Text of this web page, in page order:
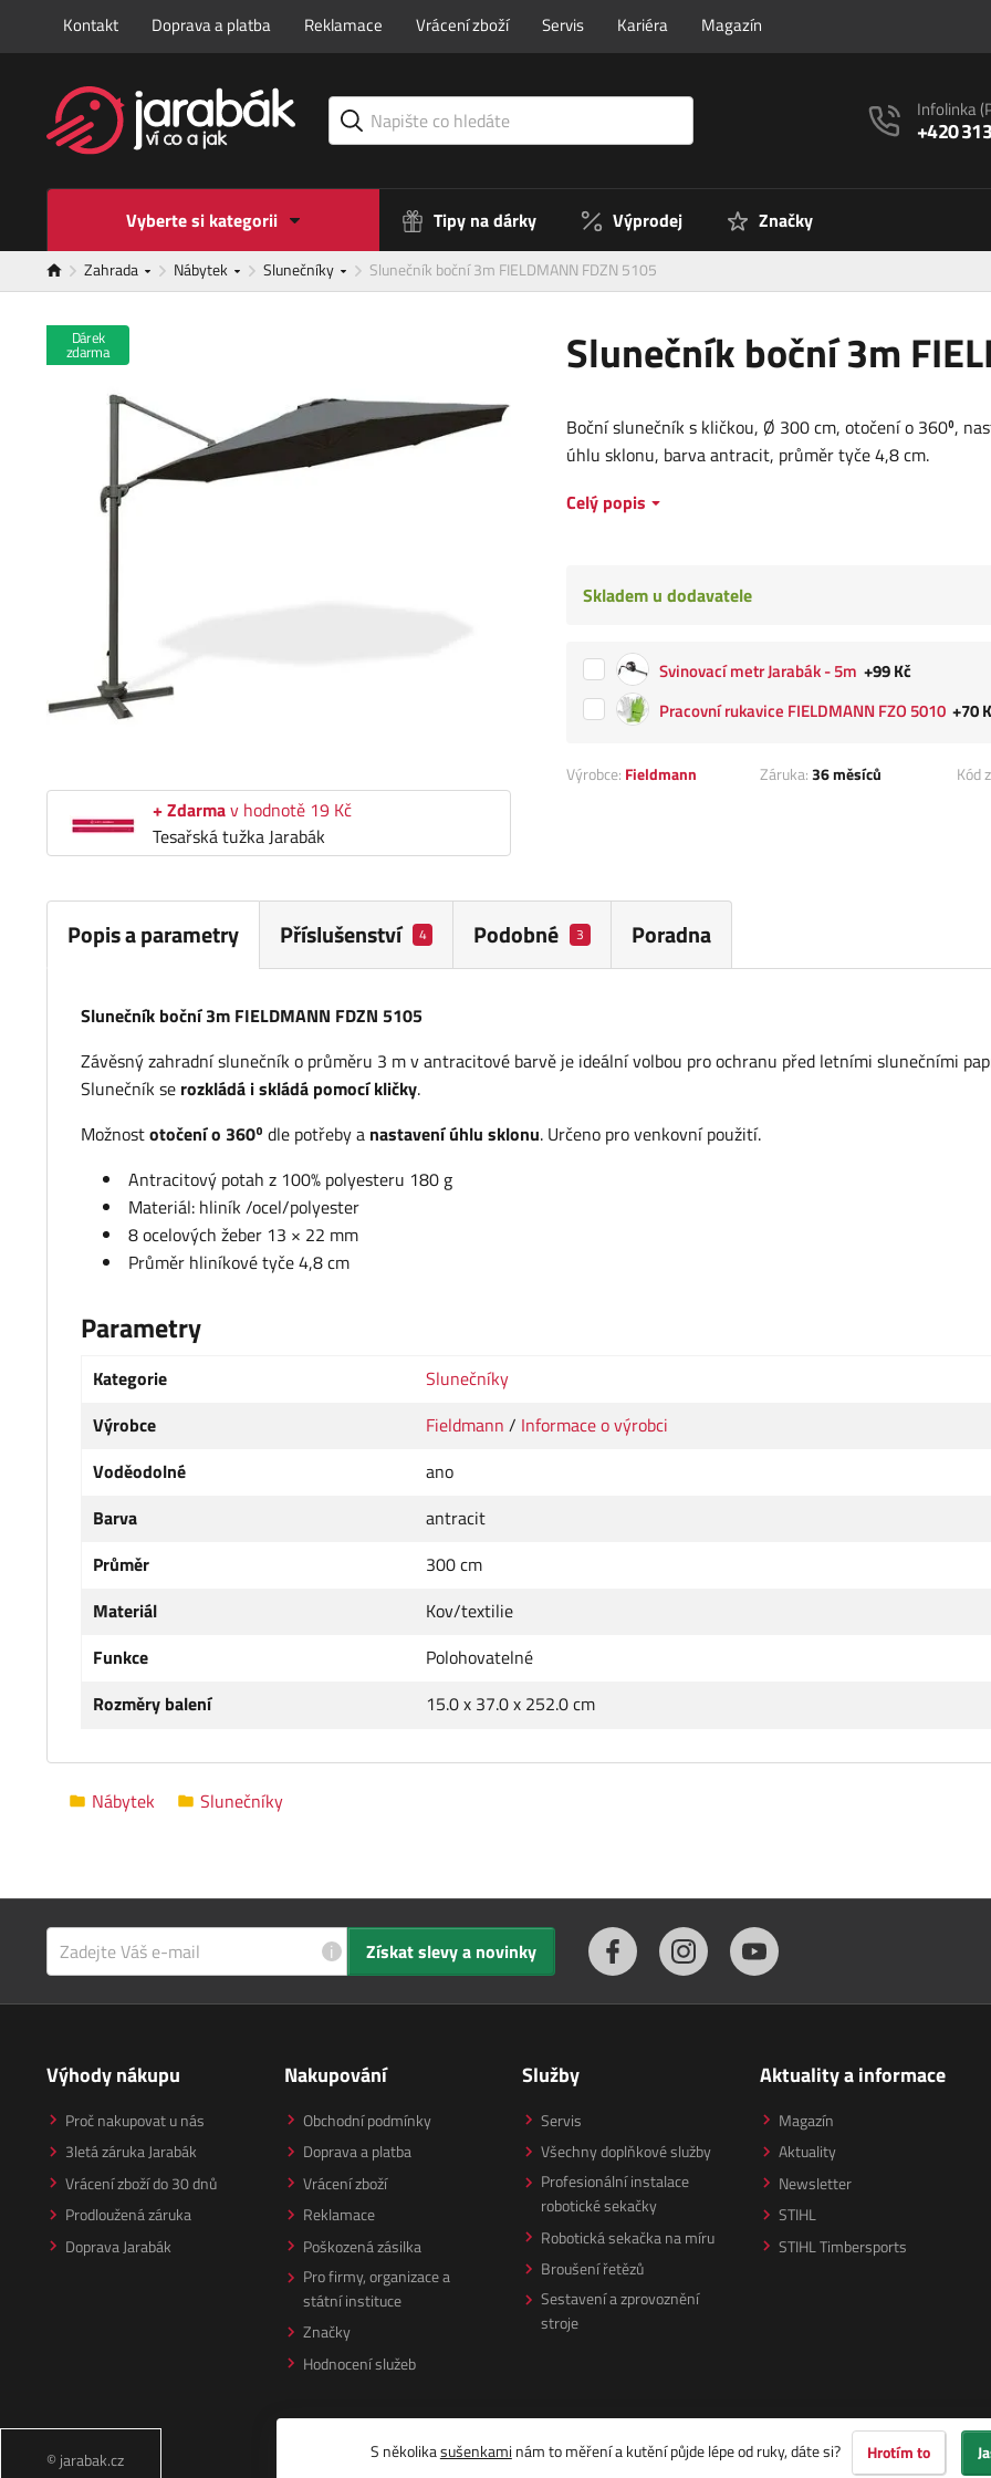
Kontakt Doprava a platba Reklamace Vrácení zboží Servis Kariéra Magazín
Infolinka
+420
Vyberte si kategorii Tipy na dárky Výprodej Značky
Zahrada Nábytek Slunečníky Slunečník boční 3m FIELDMANN FDZN 5105
Slunečník boční 3m
Dárek
zdarma
+ Zdarmav hodnotě 19 Kč
Tesařská tužka Jarabák
Boční slunečník s kličkou, Ø 300 cm, otočení o 360⁰,
úhlu sklonu, barva antracit, průměr tyče 4,8 cm.
Celý popis
Skladem u dodavatele
Svinovací metr Jarabák - 5m +99 Kč
Pracovní rukavice FIELDMANN FZO 5010 +70
Výrobce: Fieldmann Záruka:36 měsíců Kód
Popis a parametry Příslušenství 4 Podobné 3 Poradna
Slunečník boční 3m FIELDMANN FDZN 5105
Závěsný zahradní slunečník o průměru 3 m v antracitové barvě je ideální volbou pro ochranu před letními slunečními
Slunečník se rozkládá i skládá pomocí kličky.
Možnostotočení o 360⁰ dle potřeby a nastavení úhlu sklonu. Určeno pro venkovní použití.
Antracitový potah z 100% polyesteru 180 g
Materiál: hliník /ocel/polyester
8 ocelových žeber 13 × 22 mm
Průměr hliníkové tyče 4,8 cm
Parametry
Kategorie
Slunečníky
Výrobce
Fieldmann / Informace o výrobci
Voděodolné
ano
Barva
antracit
Průměr
300 cm
Materiál
Kov/textilie
Funkce
Polohovatelné
Rozměry balení
15.0 x 37.0 x 252.0 cm
Nábytek Slunečníky
i Získat slevy a novinky
Výhody nákupu
Proč nakupovat u nás
3letá záruka Jarabák
Vrácení zboží do 30 dnů
Prodloužená záruka
Doprava Jarabák
Nakupování
Obchodní podmínky
Doprava a platba
Vrácení zboží
Reklamace
Poškozená zásilka
Pro firmy, organizace a
státní instituce
Značky
Hodnocení služeb
Služby
Servis
Všechny doplňkové služby
Profesionální instalace
robotické sekačky
Robotická sekačka na míru
Broušení řetězů
Sestavení a zprovoznění
stroje
Aktuality a informace
Magazín
Aktuality
Newsletter
STIHL
STIHL Timbersports
© jarabak.cz S několikasušenkami nám to měření a kutění půjde lépe od ruky, dáte si? Hrotím to